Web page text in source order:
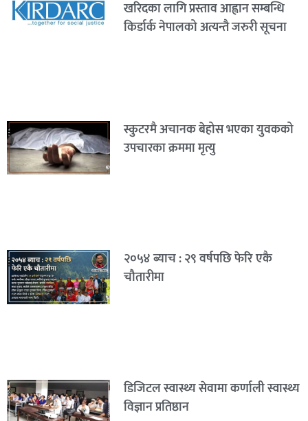
खरिदका लागि प्रस्ताव आह्वान सम्बन्धि
किर्डार्क नेपालको अत्यन्तै जरुरी सूचना
स्कुटरमै अचानक बेहोस भएका युवकको
उपचारका क्रममा मृत्यु
२०५४ ब्याच : २९ वर्षपछि फेरि एकै
चौतारीमा
डिजिटल स्वास्थ्य सेवामा कर्णाली स्वास्थ्य
विज्ञान प्रतिष्ठान